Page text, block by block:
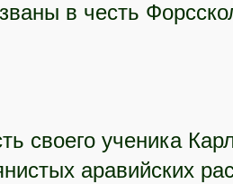
в честь
своего ученика
аравийских